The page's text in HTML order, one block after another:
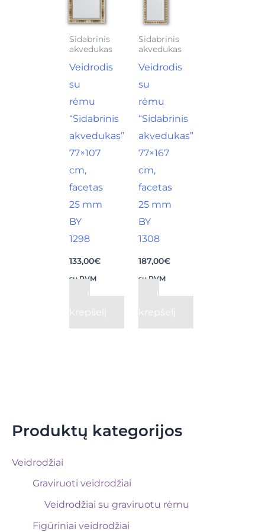
Produktų kategorijos
Veidrodžiai
Graviruoti veidrodžiai
Veidrodžiai su graviruotu rėmu
Figūriniai veidrodžiai
Sidabrinis
akvedukas
Veidrodis
su
rėmu
“Sidabrinis
akvedukas”
77×107
cm,
facetas
25 mm
BY
1298
133,00€
su PVM
Į
krepšelį
Sidabrinis
akvedukas
Veidrodis
su
rėmu
“Sidabrinis
akvedukas”
77×167
cm,
facetas
25 mm
BY
1308
187,00€
su PVM
Į
krepšelį